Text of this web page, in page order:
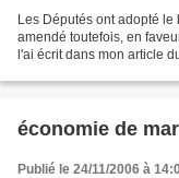
Les Députés ont adopté
amendé toutefois, en
l'ai écrit dans mon article
économie de
Publié le 24/11/2006 à